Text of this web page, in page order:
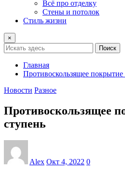
Всё про отделку
Стены и потолок
Стиль жизни
×
Поиск
Главная
Противоскользящее покрытие
Новости Разное
Противоскользящее
ступень
Alex Окт 4, 2022 0